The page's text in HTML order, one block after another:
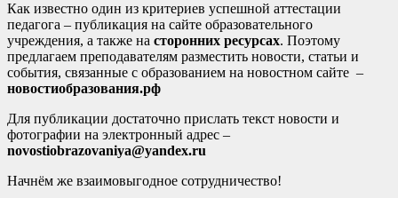
Как известно один из критериев успешной аттестации
педагога – публикация на сайте образовательного
учреждения, а также на сторонних ресурсах. Поэтому
предлагаем преподавателям разместить новости, статьи и
события, связанные с образованием на новостном сайте –
новостиобразования.рф
Для публикации достаточно прислать текст новости и
фотографии на электронный адрес –
novostiobrazovaniya@yandex.ru
Начнём же взаимовыгодное сотрудничество!